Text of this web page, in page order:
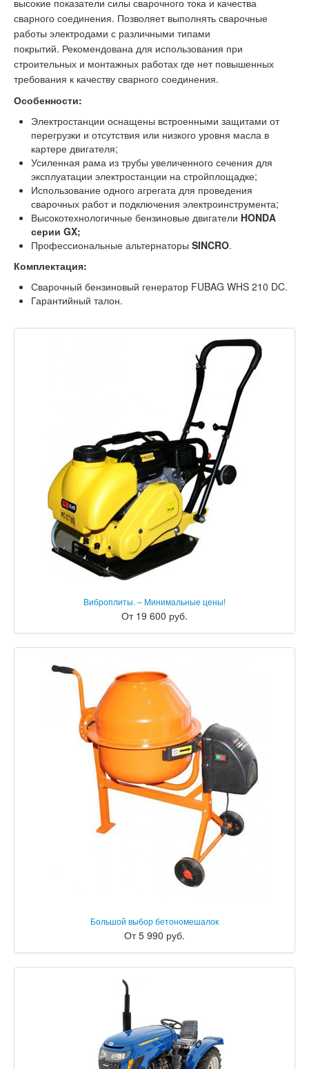
высокие показатели силы сварочного тока и качества
сварного соединения. Позволяет выполнять сварочные
работы электродами с различными типами
покрытий. Рекомендована для использования при
строительных и монтажных работах где нет повышенных
требования к качеству сварного соединения.
Особенности:
Электростанции оснащены встроенными защитами от
перегрузки и отсутствия или низкого уровня масла в
картере двигателя;
Усиленная рама из трубы увеличенного сечения для
эксплуатации электростанции на стройплощадке;
Использование одного агрегата для проведения
сварочных работ и подключения электроинструмента;
Высокотехнологичные бензиновые двигатели HONDA
серии GX;
Профессиональные альтернаторы SINCRO.
Комплектация:
Сварочный бензиновый генератор FUBAG WHS 210 DC.
Гарантийный талон.
Виброплиты. – Минимальные цены!
От 19 600 руб.
Большой выбор бетономешалок
От 5 990 руб.